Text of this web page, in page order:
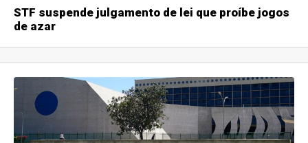
STF suspende julgamento de lei que proíbe jogos
de azar